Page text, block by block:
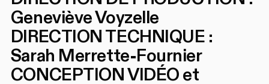
Geneviève Voyzelle
DIRECTION TECHNIQUE :
Sarah Merrette-Fournier
CONCEPTION VIDÉO et